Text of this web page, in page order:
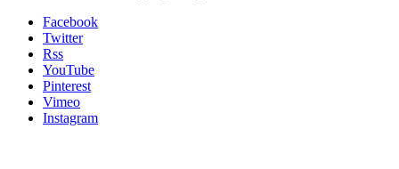
Facebook
Twitter
Rss
YouTube
Pinterest
Vimeo
Instagram